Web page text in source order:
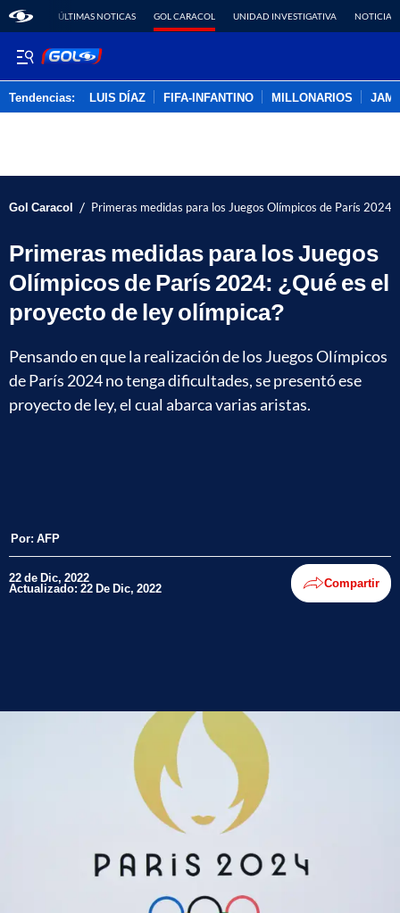
ÚLTIMAS NOTICAS GOL CARACOL UNIDAD INVESTIGATIVA NOTICIAS
Tendencias: LUIS DÍAZ FIFA-INFANTINO MILLONARIOS
Gol Caracol / Primeras medidas para los Juegos Olímpicos de París 2024:
Primeras medidas para los Juegos
Olímpicos de París 2024: ¿Qué es el
proyecto de ley olímpica?
Pensando en que la realización de los Juegos Olímpicos
de París 2024 no tenga dificultades, se presentó ese
proyecto de ley, el cual abarca varias aristas.
Por: AFP
22 de Dic, 2022
Actualizado: 22 De Dic, 2022 Compartir